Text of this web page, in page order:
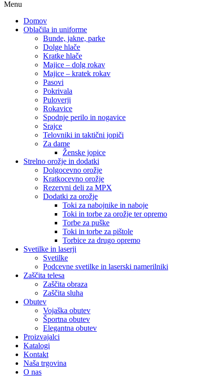
Menu
Domov
Oblačila in uniforme
Bunde, jakne, parke
Dolge hlače
Kratke hlače
Majice – dolg rokav
Majice – kratek rokav
Pasovi
Pokrivala
Puloverji
Rokavice
Spodnje perilo in nogavice
Srajce
Telovniki in taktični jopiči
Za dame
Ženske jopice
Strelno orožje in dodatki
Dolgocevno orožje
Kratkocevno orožje
Rezervni deli za MPX
Dodatki za orožje
Toki za nabojnike in naboje
Toki in torbe za orožje ter opremo
Torbe za puške
Toki in torbe za pištole
Torbice za drugo opremo
Svetilke in laserji
Svetilke
Podcevne svetilke in laserski namerilniki
Zaščita telesa
Zaščita obraza
Zaščita sluha
Obutev
Vojaška obutev
Športna obutev
Elegantna obutev
Proizvajalci
Katalogi
Kontakt
Naša trgovina
O nas